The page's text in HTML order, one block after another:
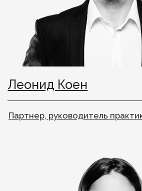
FAQ
Я думал, вы агентство по
поиску топ-менеджеров.
Чем вы занимаетесь?
Поиск руководителей — одно из направлений,
но не единственное. Уже несколько лет
консалтинговая компания, а если точнее —
управленческий консалтинг.